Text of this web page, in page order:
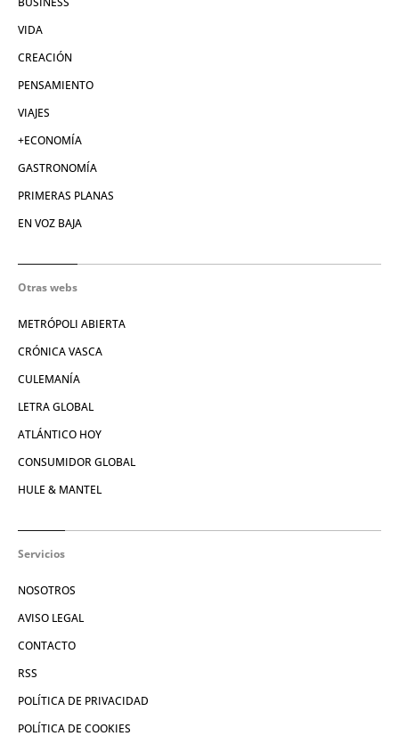
VIDA
CREACIÓN
PENSAMIENTO
VIAJES
+ECONOMÍA
GASTRONOMÍA
PRIMERAS PLANAS
EN VOZ BAJA
Otras webs
METRÓPOLI ABIERTA
CRÓNICA VASCA
CULEMANÍA
LETRA GLOBAL
ATLÁNTICO HOY
CONSUMIDOR GLOBAL
HULE & MANTEL
Servicios
NOSOTROS
AVISO LEGAL
CONTACTO
RSS
POLÍTICA DE PRIVACIDAD
POLÍTICA DE COOKIES